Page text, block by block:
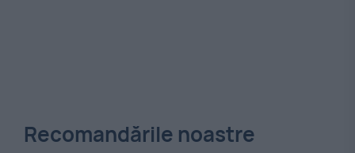
Recomandările noastre